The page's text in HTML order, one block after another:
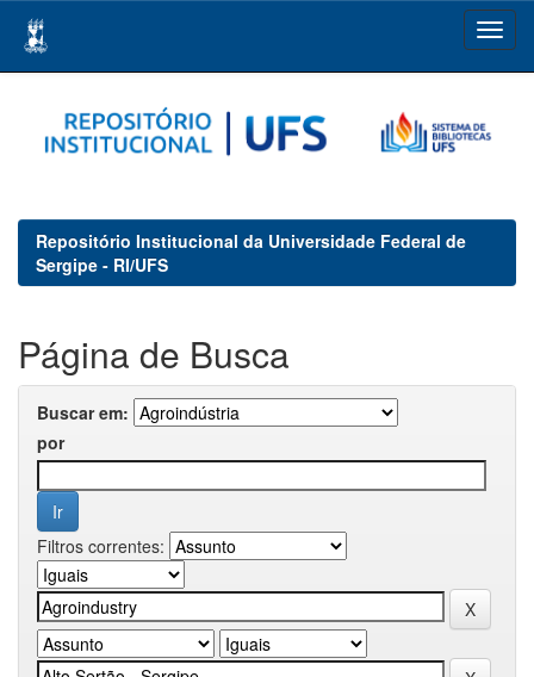
navigation
Repositório Institucional da Universidade Federal de
Sergipe - RI/UFS
Página de Busca
Buscar em:
por
Filtros correntes: